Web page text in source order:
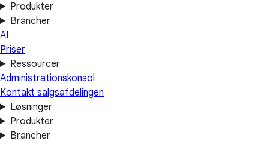
Produkter
Brancher
AI
Priser
Ressourcer
Administrationskonsol
Kontakt salgsafdelingen
Løsninger
Produkter
Brancher